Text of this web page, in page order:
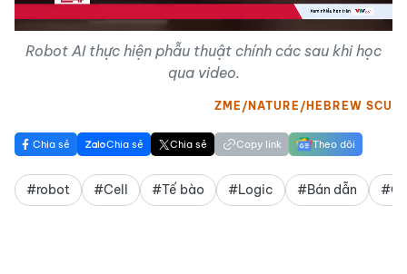
Robot AI thực hiện phẫu thuật chính các sau khi học
qua video.
ZME/NATURE/HEBREW SCU
Chia sẻ Chia sẻ Chia sẻ Copy link Theo dõi
#robot #Cell #Tế bào #Logic #Bán dẫn